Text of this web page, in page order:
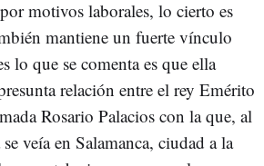
motivos laborales, lo cierto es
mantiene un fuerte vínculo
lo que se comenta es que ella
relación entre el rey Emérito
Rosario Palacios con la que, al
veía en Salamanca, ciudad a la